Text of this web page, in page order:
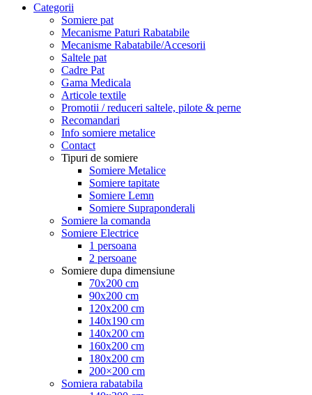
Categorii
Somiere pat
Mecanisme Paturi Rabatabile
Mecanisme Rabatabile/Accesorii
Saltele pat
Cadre Pat
Gama Medicala
Articole textile
Promotii / reduceri saltele, pilote & perne
Recomandari
Info somiere metalice
Contact
Tipuri de somiere
Somiere Metalice
Somiere tapitate
Somiere Lemn
Somiere Supraponderali
Somiere la comanda
Somiere Electrice
1 persoana
2 persoane
Somiere dupa dimensiune
70x200 cm
90x200 cm
120x200 cm
140x190 cm
140x200 cm
160x200 cm
180x200 cm
200×200 cm
Somiera rabatabila